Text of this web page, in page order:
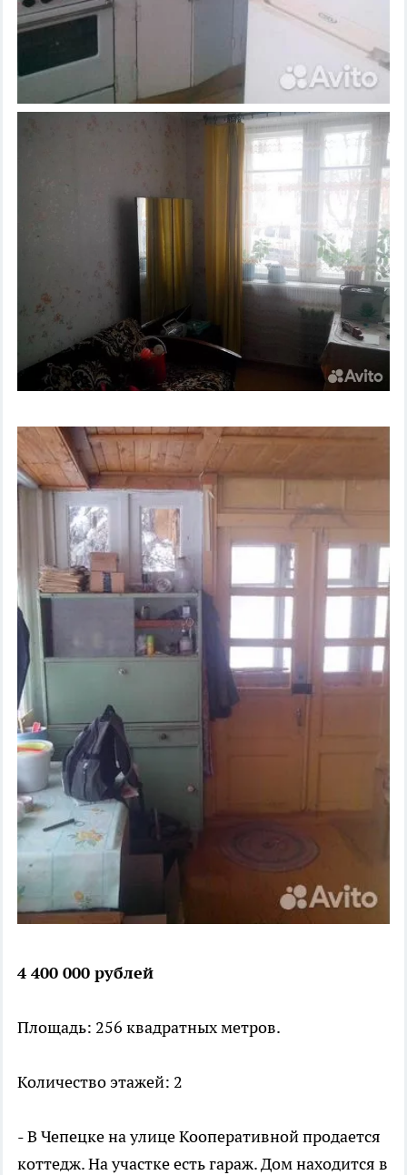
4 400 000 рублей
Площадь: 256 квадратных метров.
Количество этажей: 2
- В Чепецке на улице Кооперативной продается
коттедж. На участке есть гараж. Дом находится в